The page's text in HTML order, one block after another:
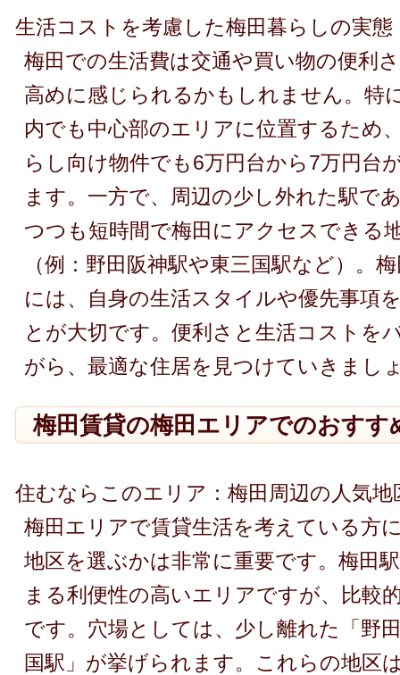
生活コストを考慮した梅田暮らしの実態
梅田での生活費は交通や買い物の便利
高めに感じられるかもしれません。特
内でも中心部のエリアに位置するため
らし向け物件でも6万円台から7万円台
ます。一方で、周辺の少し外れた駅で
つつも短時間で梅田にアクセスできる
（例：野田阪神駅や東三国駅など）。
には、自身の生活スタイルや優先事項
とが大切です。便利さと生活コストを
がら、最適な住居を見つけていきまし
梅田賃貸の梅田エリアでのおすす
住むならこのエリア：梅田周辺の人気地
梅田エリアで賃貸生活を考えている方
地区を選ぶかは非常に重要です。梅田
まる利便性の高いエリアですが、比較
です。穴場としては、少し離れた「野
国駅」が挙げられます。これらの地区